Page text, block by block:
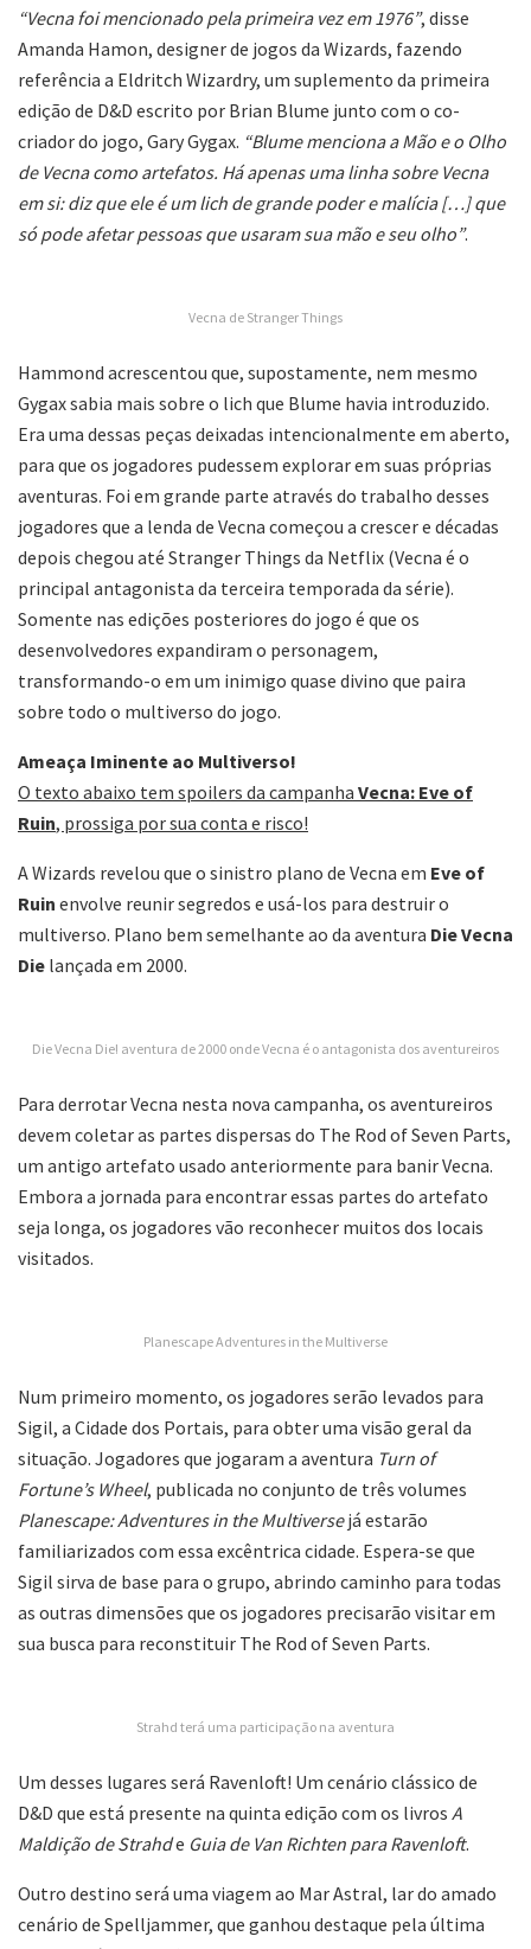
“Vecna foi mencionado pela primeira vez em 1976”, disse
Amanda Hamon, designer de jogos da Wizards, fazendo
referência a Eldritch Wizardry, um suplemento da primeira
edição de D&D escrito por Brian Blume junto com o co-
criador do jogo, Gary Gygax. “Blume menciona a Mão e o Olho
de Vecna como artefatos. Há apenas uma linha sobre Vecna
em si: diz que ele é um lich de grande poder e malícia […] que
só pode afetar pessoas que usaram sua mão e seu olho”.
Vecna de Stranger Things
Hammond acrescentou que, supostamente, nem mesmo
Gygax sabia mais sobre o lich que Blume havia introduzido.
Era uma dessas peças deixadas intencionalmente em aberto,
para que os jogadores pudessem explorar em suas próprias
aventuras. Foi em grande parte através do trabalho desses
jogadores que a lenda de Vecna começou a crescer e décadas
depois chegou até Stranger Things da Netflix (Vecna é o
principal antagonista da terceira temporada da série).
Somente nas edições posteriores do jogo é que os
desenvolvedores expandiram o personagem,
transformando-o em um inimigo quase divino que paira
sobre todo o multiverso do jogo.
Ameaça Iminente ao Multiverso!
O texto abaixo tem spoilers da campanha Vecna: Eve of
Ruin, prossiga por sua conta e risco!
A Wizards revelou que o sinistro plano de Vecna em Eve of
Ruin envolve reunir segredos e usá-los para destruir o
multiverso. Plano bem semelhante ao da aventura Die Vecna
Die lançada em 2000.
Die Vecna Die! aventura de 2000 onde Vecna é o antagonista dos aventureiros
Para derrotar Vecna nesta nova campanha, os aventureiros
devem coletar as partes dispersas do The Rod of Seven Parts,
um antigo artefato usado anteriormente para banir Vecna.
Embora a jornada para encontrar essas partes do artefato
seja longa, os jogadores vão reconhecer muitos dos locais
visitados.
Planescape Adventures in the Multiverse
Num primeiro momento, os jogadores serão levados para
Sigil, a Cidade dos Portais, para obter uma visão geral da
situação. Jogadores que jogaram a aventura Turn of
Fortune’s Wheel, publicada no conjunto de três volumes
Planescape: Adventures in the Multiversejá estarão
familiarizados com essa excêntrica cidade. Espera-se que
Sigil sirva de base para o grupo, abrindo caminho para todas
as outras dimensões que os jogadores precisarão visitar em
sua busca para reconstituir The Rod of Seven Parts.
Strahd terá uma participação na aventura
Um desses lugares será Ravenloft! Um cenário clássico de
D&D que está presente na quinta edição com os livros A
Maldição de Strahde Guia de Van Richten para Ravenloft.
Outro destino será uma viagem ao Mar Astral, lar do amado
cenário de Spelljammer, que ganhou destaque pela última